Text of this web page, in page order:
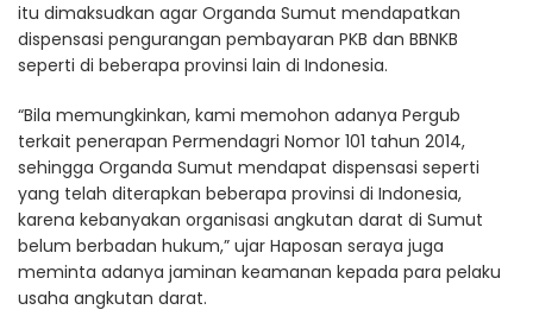
itu dimaksudkan agar Organda Sumut mendapatkan
dispensasi pengurangan pembayaran PKB dan BBNKB
seperti di beberapa provinsi lain di Indonesia.
“Bila memungkinkan, kami memohon adanya Pergub
terkait penerapan Permendagri Nomor 101 tahun 2014,
sehingga Organda Sumut mendapat dispensasi seperti
yang telah diterapkan beberapa provinsi di Indonesia,
karena kebanyakan organisasi angkutan darat di Sumut
belum berbadan hukum,” ujar Haposan seraya juga
meminta adanya jaminan keamanan kepada para pelaku
usaha angkutan darat.